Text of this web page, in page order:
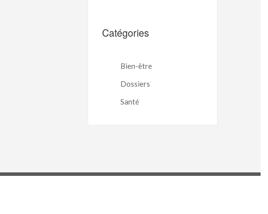
Catégories
Bien-être
Dossiers
Santé